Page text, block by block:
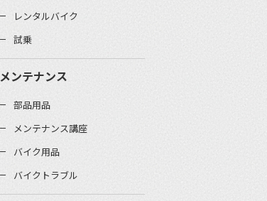
レンタルバイク
試乗
メンテナンス
部品用品
メンテナンス講座
バイク用品
バイクトラブル